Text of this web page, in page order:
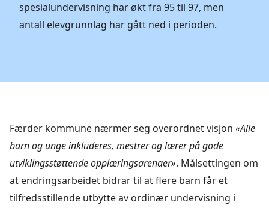
spesialundervisning har økt fra 95 til 97, men
antall elevgrunnlag har gått ned i perioden.
Færder kommune nærmer seg overordnet visjon «Alle
barn og unge inkluderes, mestrer og lærer på gode
utviklingsstøttende opplæringsarenaer». Målsettingen om
at endringsarbeidet bidrar til at flere barn får et
tilfredsstillende utbytte av ordinær undervisning i